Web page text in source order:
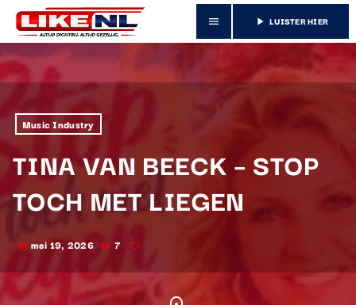
menu play_arrow LUISTER HIER
Music Industry
TINA VAN BEECK – STOP
TOCH MET LIEGEN
today mei 19, 2026 7